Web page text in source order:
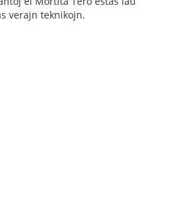
verajn teknikojn.